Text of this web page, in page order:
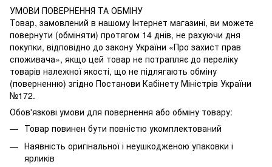
УМОВИ ПОВЕРНЕННЯ ТА ОБМІНУ
Товар, замовлений в нашому Інтернет магазині, ви можете
повернути (обміняти) протягом 14 днів, не рахуючи дня
покупки, відповідно до закону України «Про захист прав
споживача», якщо цей товар не потрапляє до переліку
товарів належної якості, що не підлягають обміну
(поверненню) згідно Постанови Кабінету Міністрів України
№172.
Обов'язкові умови для повернення або обміну товару:
Товар повинен бути повністю укомплектований
Наявність оригінальної і неушкодженою упаковки і
ярликів